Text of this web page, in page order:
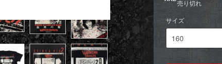
売り切れ
サイズ